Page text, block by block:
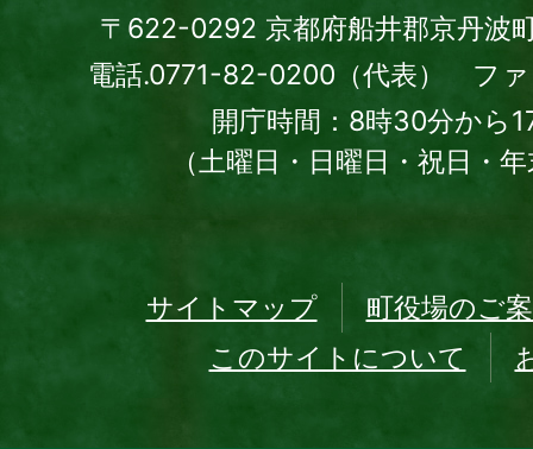
〒622-0292 京都府船井郡京丹波
電話.0771-82-0200（代表） フ
開庁時間：8時30分から
（土曜日・日曜日・祝日・
サイトマップ
町役場のご
このサイトについて